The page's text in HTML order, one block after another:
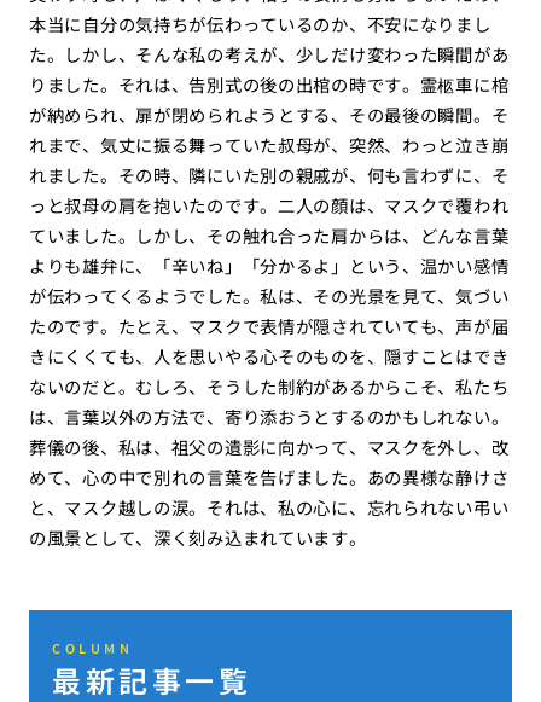
本当に自分の気持ちが伝わっているのか、不安になりまし
た。しかし、そんな私の考えが、少しだけ変わった瞬間があ
りました。それは、告別式の後の出棺の時です。霊柩車に棺
が納められ、扉が閉められようとする、その最後の瞬間。そ
れまで、気丈に振る舞っていた叔母が、突然、わっと泣き崩
れました。その時、隣にいた別の親戚が、何も言わずに、そ
っと叔母の肩を抱いたのです。二人の顔は、マスクで覆われ
ていました。しかし、その触れ合った肩からは、どんな言葉
よりも雄弁に、「辛いね」「分かるよ」という、温かい感情
が伝わってくるようでした。私は、その光景を見て、気づい
たのです。たとえ、マスクで表情が隠されていても、声が届
きにくくても、人を思いやる心そのものを、隠すことはでき
ないのだと。むしろ、そうした制約があるからこそ、私たち
は、言葉以外の方法で、寄り添おうとするのかもしれない。
葬儀の後、私は、祖父の遺影に向かって、マスクを外し、改
めて、心の中で別れの言葉を告げました。あの異様な静けさ
と、マスク越しの涙。それは、私の心に、忘れられない弔い
の風景として、深く刻み込まれています。
COLUMN
最新記事一覧